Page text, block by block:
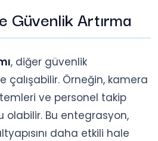
Güvenlik Artırma
, diğer güvenlik
çalışabilir. Örneğin, kamera
ve personel takip
olabilir. Bu entegrasyon,
daha etkili hale